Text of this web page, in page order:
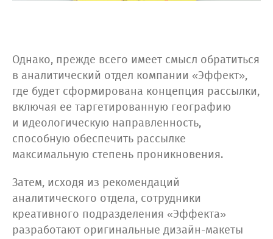
Однако, прежде всего имеет смысл обратиться
в аналитический отдел компании «Эффект»,
где будет сформирована концепция рассылки,
включая ее таргетированную географию
и идеологическую направленность,
способную обеспечить рассылке
максимальную степень проникновения.
Затем, исходя из рекомендаций
аналитического отдела, сотрудники
креативного подразделения «Эффекта»
разработают оригинальные дизайн-макеты